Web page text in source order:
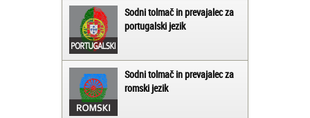
Sodni tolmač in prevajalec za
portugalski jezik
Sodni tolmač in prevajalec za
romski jezik